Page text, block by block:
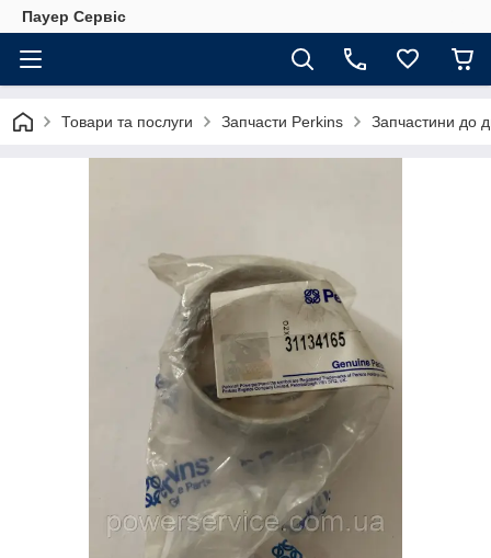
Пауер Сервіс
Товари та послуги Запчасти Perkins Запчастини до